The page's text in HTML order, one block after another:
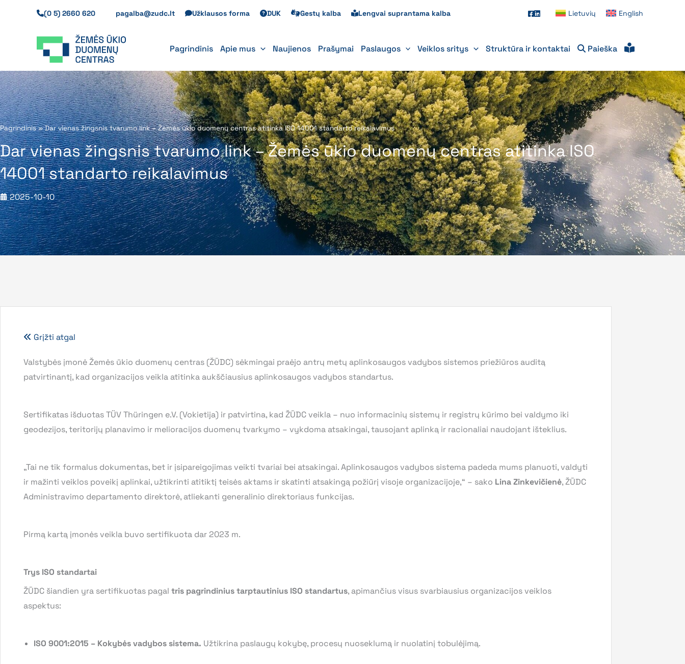
(0 5) 2660 620 pagalba@zudc.lt Užklausos forma DUK Gestų kalba Lengvai suprantama kalba Lietuvių English
Pagrindinis Apie mus Naujienos Prašymai Paslaugos Veiklos sritys Struktūra ir kontaktai Paieška
Pagrindinis»Dar vienas žingsnis tvarumo link – Žemės ūkio duomenų centras atitinka ISO 14001 standarto reikalavimus
Dar vienas žingsnis tvarumo link – Žemės ūkio duomenų centras atitinka ISO
14001 standarto reikalavimus
2025-10-10
Grįžti atgal
Valstybės įmonė Žemės ūkio duomenų centras (ŽŪDC) sėkmingai praėjo antrų metų aplinkosaugos vadybos sistemos priežiūros auditą
patvirtinantį, kad organizacijos veikla atitinka aukščiausius aplinkosaugos vadybos standartus.
Sertifikatas išduotas TÜV Thüringen e.V. (Vokietija) ir patvirtina, kad ŽŪDC veikla – nuo informacinių sistemų ir registrų kūrimo bei valdymo iki
geodezijos, teritorijų planavimo ir melioracijos duomenų tvarkymo – vykdoma atsakingai, tausojant aplinką ir racionaliai naudojant išteklius.
„Tai ne tik formalus dokumentas, bet ir įsipareigojimas veikti tvariai bei atsakingai. Aplinkosaugos vadybos sistema padeda mums planuoti, valdyti
ir mažinti veiklos poveikį aplinkai, užtikrinti atitiktį teisės aktams ir skatinti atsakingą požiūrį visoje organizacijoje,“ – sako Lina Zinkevičienė, ŽŪDC
Administravimo departamento direktorė, atliekanti generalinio direktoriaus funkcijas.
Pirmą kartą įmonės veikla buvo sertifikuota dar 2023 m.
Trys ISO standartai
ŽŪDC šiandien yra sertifikuotas pagal tris pagrindinius tarptautinius ISO standartus, apimančius visus svarbiausius organizacijos veiklos
aspektus:
ISO 9001:2015 – Kokybės vadybos sistema. Užtikrina paslaugų kokybę, procesų nuoseklumą ir nuolatinį tobulėjimą.